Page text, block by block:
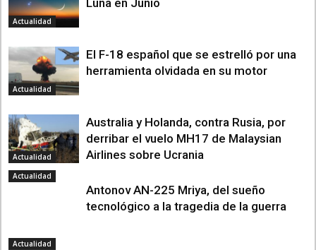
Actualidad
Luna en Junio
Actualidad
El F-18 español que se estrelló por una
herramienta olvidada en su motor
Actualidad
Australia y Holanda, contra Rusia, por
derribar el vuelo MH17 de Malaysian
Airlines sobre Ucrania
Actualidad
Antonov AN-225 Mriya, del sueño
tecnológico a la tragedia de la guerra
Actualidad